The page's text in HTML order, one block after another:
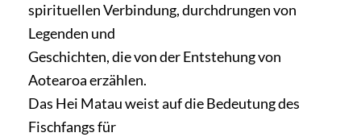
spirituellen Verbindung, durchdrungen von
Legenden und
Geschichten, die von der Entstehung von
Aotearoa erzählen.
Das Hei Matau weist auf die Bedeutung des
Fischfangs für